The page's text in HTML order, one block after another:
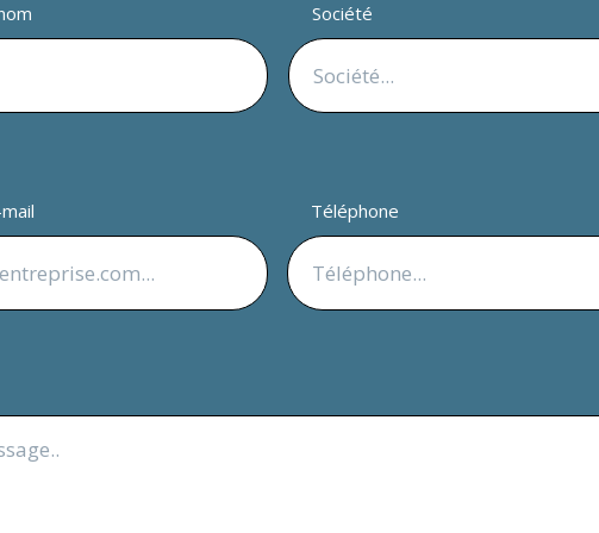
Société
Téléphone